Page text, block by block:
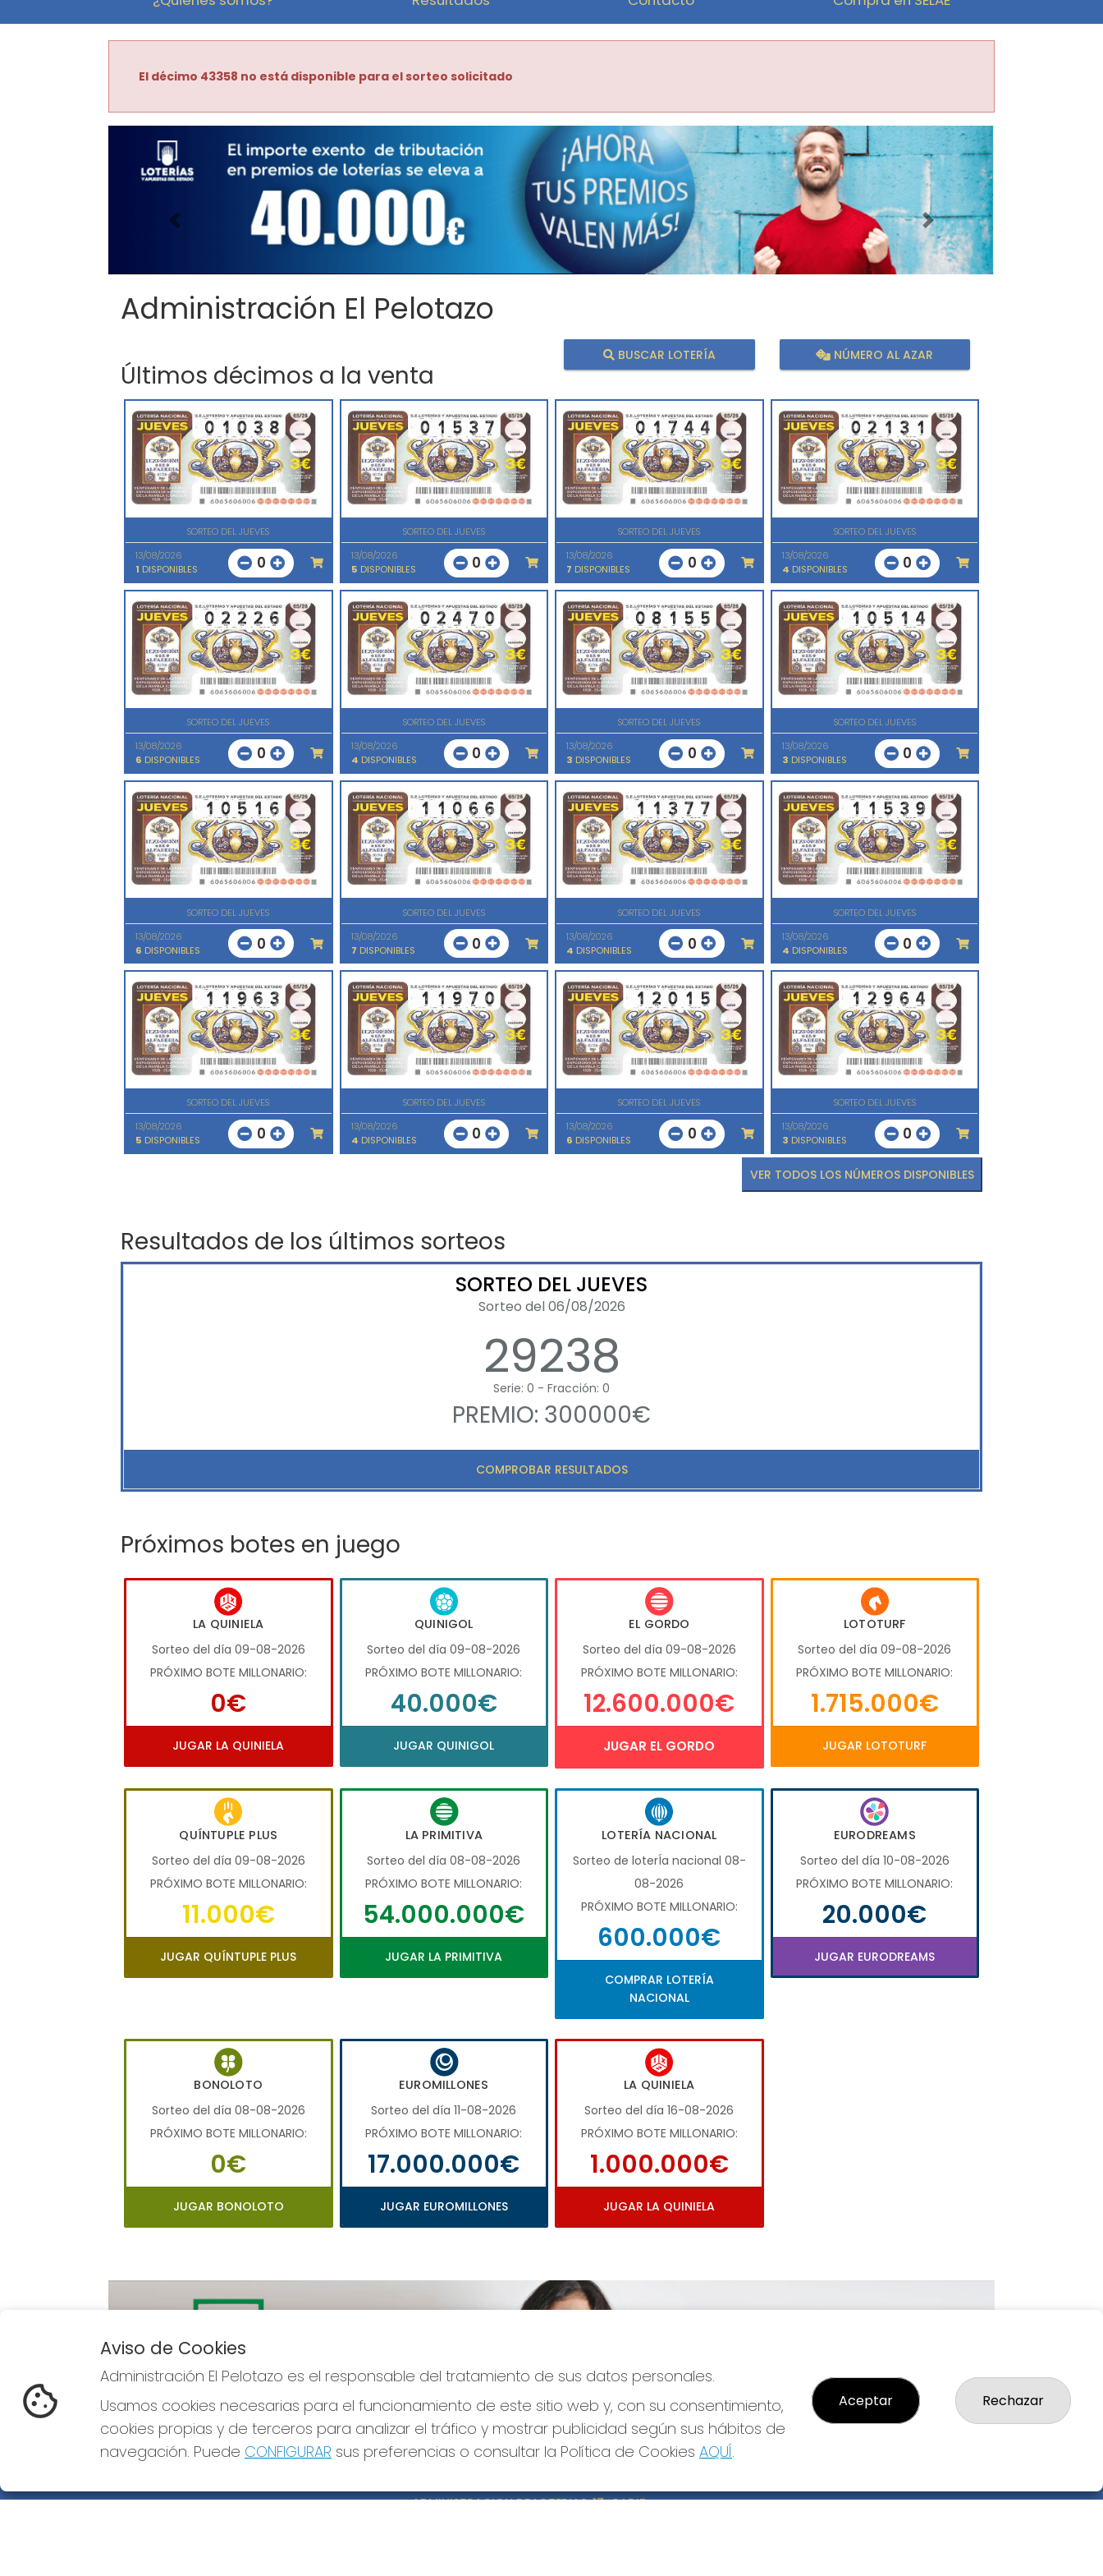
El décimo 43358 no está disponible para el sorteo solicitado
Imagen anterior Imagen siguiente
Administración El Pelotazo
Últimos décimos a la venta
BUSCAR LOTERÍA NÚMERO AL AZAR
SORTEO DEL JUEVES
13/08/2026
1 DISPONIBLES 0
SORTEO DEL JUEVES
13/08/2026
5 DISPONIBLES 0
SORTEO DEL JUEVES
13/08/2026
7 DISPONIBLES 0
SORTEO DEL JUEVES
13/08/2026
4 DISPONIBLES 0
SORTEO DEL JUEVES
13/08/2026
6 DISPONIBLES 0
SORTEO DEL JUEVES
13/08/2026
4 DISPONIBLES 0
SORTEO DEL JUEVES
13/08/2026
3 DISPONIBLES 0
SORTEO DEL JUEVES
13/08/2026
3 DISPONIBLES 0
SORTEO DEL JUEVES
13/08/2026
6 DISPONIBLES 0
SORTEO DEL JUEVES
13/08/2026
7 DISPONIBLES 0
SORTEO DEL JUEVES
13/08/2026
4 DISPONIBLES 0
SORTEO DEL JUEVES
13/08/2026
4 DISPONIBLES 0
SORTEO DEL JUEVES
13/08/2026
5 DISPONIBLES 0
SORTEO DEL JUEVES
13/08/2026
4 DISPONIBLES 0
SORTEO DEL JUEVES
13/08/2026
6 DISPONIBLES 0
SORTEO DEL JUEVES
13/08/2026
3 DISPONIBLES 0
VER TODOS LOS NÚMEROS DISPONIBLES
Resultados de los últimos sorteos
SORTEO DEL JUEVES
Sorteo del 06/08/2026
29238
Serie: 0 - Fracción: 0
PREMIO: 300000€
COMPROBAR RESULTADOS
Próximos botes en juego
LA QUINIELA
Sorteo del día 09-08-2026
PRÓXIMO BOTE MILLONARIO:
0€
JUGAR LA QUINIELA
QUINIGOL
Sorteo del día 09-08-2026
PRÓXIMO BOTE MILLONARIO:
40.000€
JUGAR QUINIGOL
EL GORDO
Sorteo del día 09-08-2026
PRÓXIMO BOTE MILLONARIO:
12.600.000€
JUGAR EL GORDO
LOTOTURF
Sorteo del día 09-08-2026
PRÓXIMO BOTE MILLONARIO:
1.715.000€
JUGAR LOTOTURF
QUÍNTUPLE PLUS
Sorteo del día 09-08-2026
PRÓXIMO BOTE MILLONARIO:
11.000€
JUGAR QUÍNTUPLE PLUS
LA PRIMITIVA
Sorteo del día 08-08-2026
PRÓXIMO BOTE MILLONARIO:
54.000.000€
JUGAR LA PRIMITIVA
LOTERÍA NACIONAL
Sorteo de loterÍa nacional 08-
08-2026
PRÓXIMO BOTE MILLONARIO:
600.000€
COMPRAR LOTERÍA
NACIONAL
EURODREAMS
Sorteo del día 10-08-2026
PRÓXIMO BOTE MILLONARIO:
20.000€
JUGAR EURODREAMS
BONOLOTO
Sorteo del día 08-08-2026
PRÓXIMO BOTE MILLONARIO:
0€
JUGAR BONOLOTO
EUROMILLONES
Sorteo del día 11-08-2026
PRÓXIMO BOTE MILLONARIO:
17.000.000€
JUGAR EUROMILLONES
LA QUINIELA
Sorteo del día 16-08-2026
PRÓXIMO BOTE MILLONARIO:
1.000.000€
JUGAR LA QUINIELA
Imagen anterior Imagen siguiente
ADMINISTRACION DE LOTERIAS: 17-CADIZ -
Aviso de Cookies
Administración El Pelotazo es el responsable del tratamiento de sus datos personales.
Usamos cookies necesarias para el funcionamiento de este sitio web y, con su consentimiento,
cookies propias y de terceros para analizar el tráfico y mostrar publicidad según sus hábitos de
navegación. Puede CONFIGURAR sus preferencias o consultar la Política de Cookies AQUÍ.
Aceptar Rechazar